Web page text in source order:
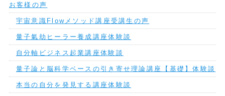
お客様の声
宇宙意識Flowメソッド講座受講生の声
量子氣劫ヒーラー養成講座体験談
自分軸ビジネス起業講座体験談
量子論と脳科学ベースの引き寄せ理論講座【基礎】体験談
本当の自分を発見する講座体験談